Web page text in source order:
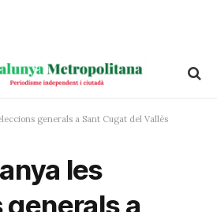
generals a Sant Cugat del Vallès
les
a